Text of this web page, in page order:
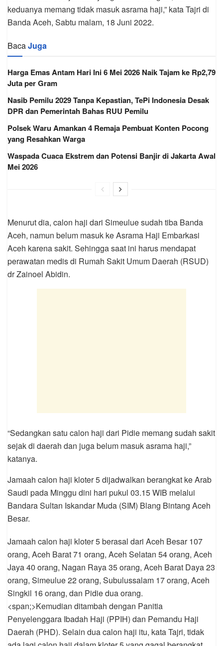
keduanya memang tidak masuk asrama haji,” kata Tajri di
Banda Aceh, Sabtu malam, 18 Juni 2022.
BacaJuga
Harga Emas Antam Hari Ini 6 Mei 2026 Naik Tajam ke Rp2,79
Juta per Gram
Nasib Pemilu 2029 Tanpa Kepastian, TePi Indonesia Desak
DPR dan Pemerintah Bahas RUU Pemilu
Polsek Waru Amankan 4 Remaja Pembuat Konten Pocong
yang Resahkan Warga
Waspada Cuaca Ekstrem dan Potensi Banjir di Jakarta Awal
Mei 2026
Menurut dia, calon haji dari Simeulue sudah tiba Banda
Aceh, namun belum masuk ke Asrama Haji Embarkasi
Aceh karena sakit. Sehingga saat ini harus mendapat
perawatan medis di Rumah Sakit Umum Daerah (RSUD)
dr Zainoel Abidin.
“Sedangkan satu calon haji dari Pidie memang sudah sakit
sejak di daerah dan juga belum masuk asrama haji,”
katanya.
Jamaah calon haji kloter 5 dijadwalkan berangkat ke Arab
Saudi pada Minggu dini hari pukul 03.15 WIB melalui
Bandara Sultan Iskandar Muda (SIM) Blang Bintang Aceh
Besar.
Jamaah calon haji kloter 5 berasal dari Aceh Besar 107
orang, Aceh Barat 71 orang, Aceh Selatan 54 orang, Aceh
Jaya 40 orang, Nagan Raya 35 orang, Aceh Barat Daya 23
orang, Simeulue 22 orang, Subulussalam 17 orang, Aceh
Singkil 16 orang, dan Pidie dua orang.
<span;>Kemudian ditambah dengan Panitia
Penyelenggara Ibadah Haji (PPIH) dan Pemandu Haji
Daerah (PHD). Selain dua calon haji itu, kata Tajri, tidak